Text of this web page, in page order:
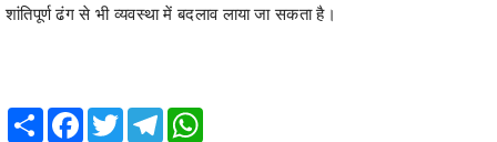
शांतिपूर्ण ढंग से भी व्यवस्था में बदलाव लाया जा सकता है।
Share Facebook
TwitterTelegram